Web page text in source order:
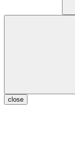
close